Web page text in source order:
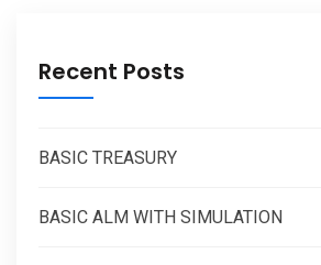
Recent Posts
BASIC TREASURY
BASIC ALM WITH SIMULATION